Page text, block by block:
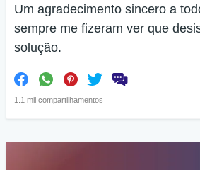
Um agradecimento sincero a
sempre me fizeram ver que
solução.
1.1 mil compartilhamentos